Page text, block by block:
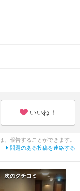
いいね！
、報告することができます。
問題のある投稿を連絡する
次のクチコミ